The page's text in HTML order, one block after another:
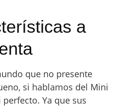
a
que no presente
si hablamos del Mini
perfecto. Ya que sus